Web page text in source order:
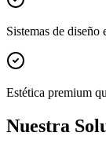
Sistemas de diseño
Estética premium
Nuestra